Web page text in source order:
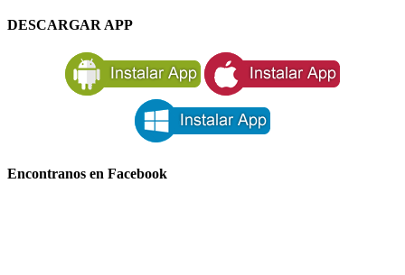
DESCARGAR APP
Encontranos en Facebook